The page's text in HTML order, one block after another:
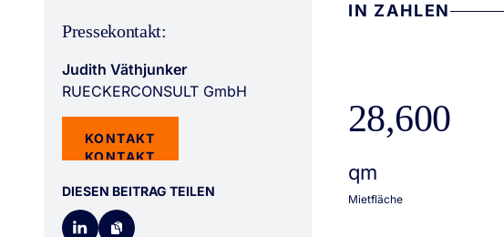
Pressekontakt:
Judith Väthjunker
RUECKERCONSULT GmbH
KONTAKT
KONTAKT
DIESEN BEITRAG TEILEN
IN ZAHLEN
28,600
qm
Mietfläche